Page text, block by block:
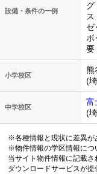
設備・条件の一例
グ
ゼ
ボ
要
小学校区
熊
(
中学校区
富
(
※各種情報と現状に差異が
※物件情報の学区情報につ
当サイト物件情報に記載
ダウンロードサービスが